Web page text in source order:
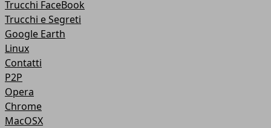
Trucchi FaceBook
Trucchi e Segreti
Google Earth
Linux
Contatti
P2P
Opera
Chrome
MacOSX